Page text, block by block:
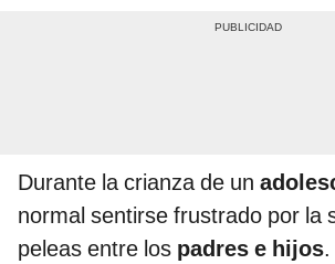
Durante la crianza de un
normal sentirse frustrado por la
peleas entre los padres e hijos